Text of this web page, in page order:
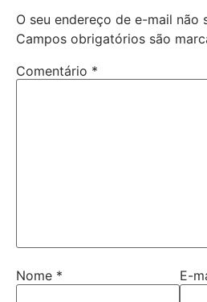
O seu endereço de e-mail não
Campos obrigatórios são
Comentário *
Nome * E-